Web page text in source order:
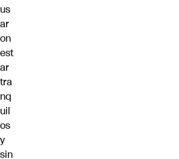
us
ar
on
est
ar
tra
nq
uil
os
y
sin